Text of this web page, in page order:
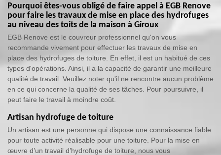
Pourquoi êtes-vous obligé de faire appel à EGB Renove
pour faire les travaux de mise en place des hydrofuges
au niveau des toits de la maison à Giroux
EGB Renove est le couvreur professionnel qu'on vous
recommande vivement pour effectuer les travaux de mise en
place des hydrofuges de toiture. En effet, il est un habitué de ces
types d'opérations. Ainsi, il a la capacité de garantir une meilleure
qualité de travail. Veuillez noter qu'il ne rencontre aucun problème
en ce qui concerne la qualité de ses tâches. Pour poursuivre, il
peut faire le travail à moindre coût.
Artisan hydrofuge de toiture
Un artisan est une personne qui dispose une connaissance fiable
pour toute activité réalisable pour une toiture. Pour la mise en
œuvre d’un travail d’hydrofuge de toiture, nous vous